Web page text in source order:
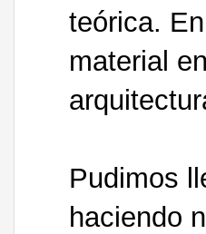
teórica.
material
Pudimos
haciendo